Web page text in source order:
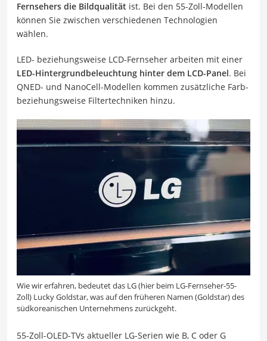
Fernsehers die Bildqualität ist. Bei den 55-Zoll-Modellen
können Sie zwischen verschiedenen Technologien
wählen.
LED- beziehungsweise LCD-Fernseher arbeiten mit einer
LED-Hintergrundbeleuchtung hinter dem LCD-Panel. Bei
QNED- und NanoCell-Modellen kommen zusätzliche Farb-
beziehungsweise Filtertechniken hinzu.
Wie wir erfahren, bedeutet das LG (hier beim LG-Fernseher-55-
Zoll) Lucky Goldstar, was auf den früheren Namen (Goldstar) des
südkoreanischen Unternehmens zurückgeht.
55-Zoll-OLED-TVs aktueller LG-Serien wie B, C oder G